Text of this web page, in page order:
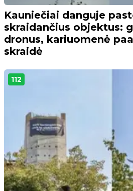
Kauniečiai danguje
skraidančius objektus:
dronus, kariuomenė
skraidė
112